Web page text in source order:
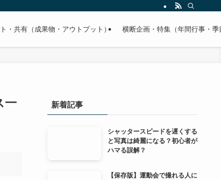
・共有（成果物・アウトプット） 横断企画・特集（年間行事・季
一 新着記事
シャッタースピードを遅くする
と写真は綺麗になる？初心者が
ハマる誤解？
【保存版】運動会で撮れる人に